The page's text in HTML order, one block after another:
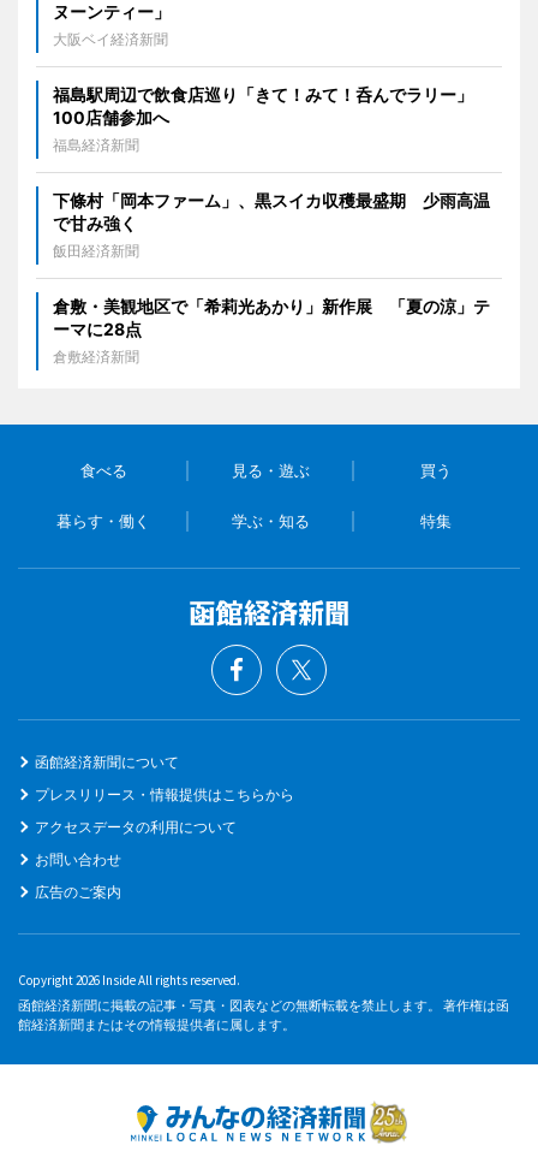
ヌーンティー」
大阪ベイ経済新聞
福島駅周辺で飲食店巡り「きて！みて！呑んでラリー」
100店舗参加へ
福島経済新聞
下條村「岡本ファーム」、黒スイカ収穫最盛期 少雨高温
で甘み強く
飯田経済新聞
倉敷・美観地区で「希莉光あかり」新作展 「夏の涼」テ
ーマに28点
倉敷経済新聞
食べる 見る・遊ぶ 買う
暮らす・働く 学ぶ・知る 特集
函館経済新聞について
プレスリリース・情報提供はこちらから
アクセスデータの利用について
お問い合わせ
広告のご案内
Copyright 2026 Inside All rights reserved.
函館経済新聞に掲載の記事・写真・図表などの無断転載を禁止します。 著作権は函
館経済新聞またはその情報提供者に属します。